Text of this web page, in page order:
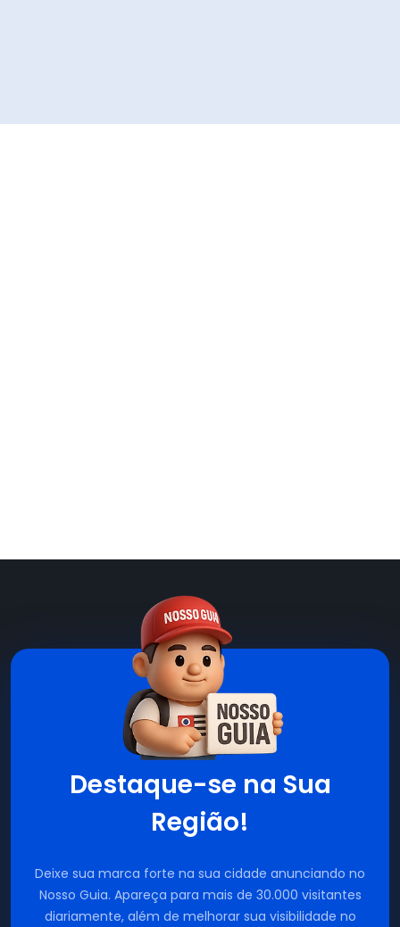
Destaque-se na Sua
Região!
Deixe sua marca forte na sua cidade anunciando no
Nosso Guia. Apareça para mais de 30.000 visitantes
diariamente, além de melhorar sua visibilidade no